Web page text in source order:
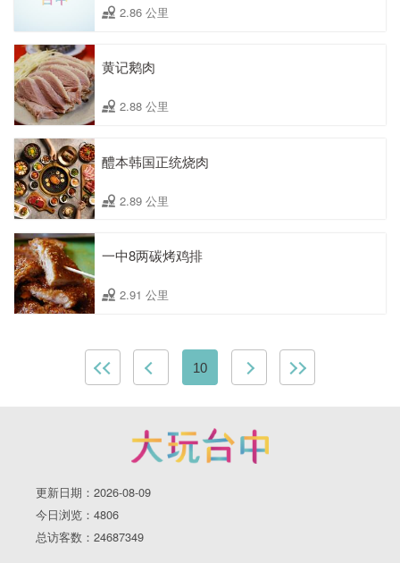
2.86 公里
黄记鹅肉
2.88 公里
醴本韩国正统烧肉
2.89 公里
一中8两碳烤鸡排
2.91 公里
10
更新日期：2026-08-09
今日浏览：4806
总访客数：24687349